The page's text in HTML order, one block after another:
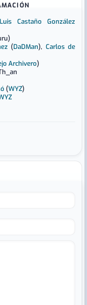
Castaño González
(DaDMan), Carlos de
Archivero)
(WYZ)